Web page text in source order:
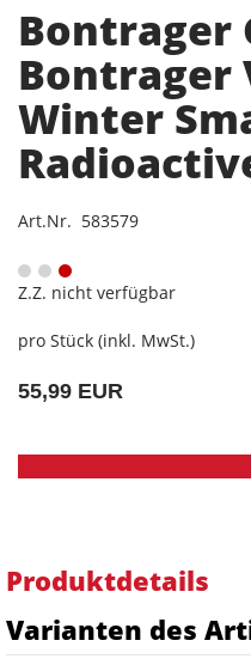
Bontrager
Bontrager
Winter
Art.Nr. 583579
Z.Z. nicht verfügbar
pro Stück (inkl. MwSt.)
55,99 EUR
Produktdetails
Varianten des